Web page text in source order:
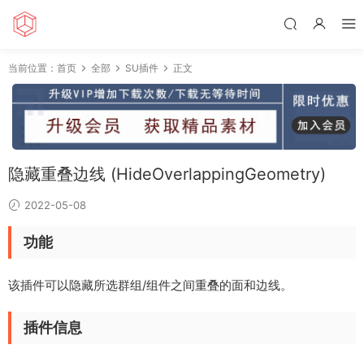
当前位置： 首页 全部 SU插件 正文
隐藏重叠边线 (HideOverlappingGeometry)
2022-05-08
功能
该插件可以隐藏所选群组/组件之间重叠的面和边线。
插件信息